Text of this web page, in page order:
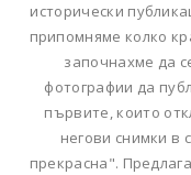
исторически
припомняме колко
започнахме да
фотографии да
първите, които
негови снимки в
прекрасна".